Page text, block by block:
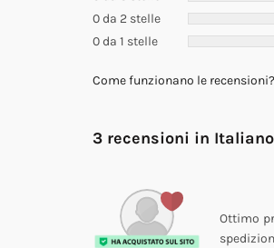
0 da 2 stelle
0 da 1 stelle
Come funzionano le recensioni?
3 recensioni in
Ottimo